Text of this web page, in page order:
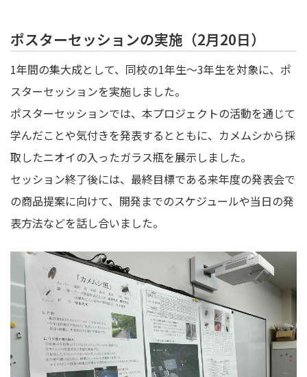
ポスターセッションの実施（2月20日）
1年間の集大成として、同校の1年生～3年生を対象に、ポ
スターセッションを実施しました。
ポスターセッションでは、本プロジェクトの活動を通じて
学んだことや気付きを発表するとともに、カメムシから採
取したニオイの入ったガラス瓶を展示しました。
セッション終了後には、最終目標である来年度の発表会で
の商品提案に向けて、開発までのスケジュールや当日の発
表方法などを話し合いました。